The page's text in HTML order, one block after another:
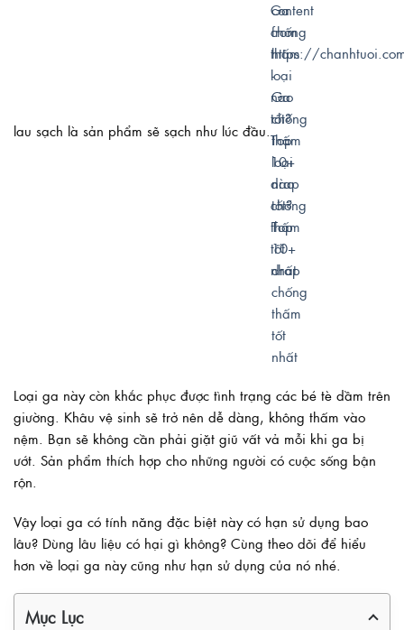
lau sạch là sản phẩm sẽ sạch như lúc đầu.
Loại ga này còn khắc phục được tình trạng các bé tè dầm trên
giường. Khâu vệ sinh sẽ trở nên dễ dàng, không thấm vào
nệm. Bạn sẽ không cần phải giặt giũ vất vả mỗi khi ga bị
ướt. Sản phẩm thích hợp cho những người có cuộc sống bận
rộn.
Vậy loại ga có tính năng đặc biệt này có hạn sử dụng bao
lâu? Dùng lâu liệu có hại gì không? Cùng theo dõi để hiểu
hơn về loại ga này cũng như hạn sử dụng của nó nhé.
Mục Lục